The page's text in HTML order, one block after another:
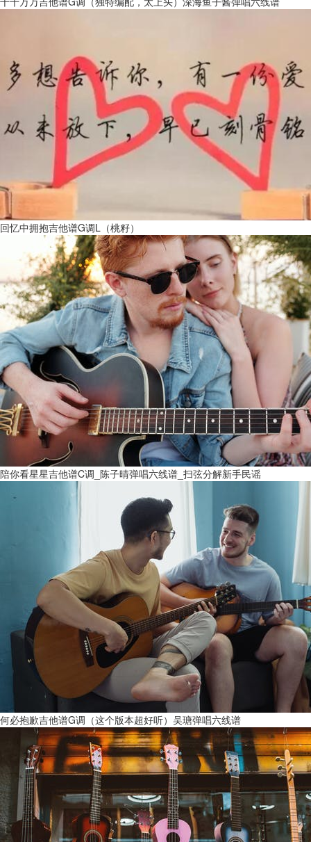
回忆中拥抱吉他谱G调L（桃籽）
陪你看星星吉他谱C调_陈子晴弹唱六线谱_扫弦分解新手民谣
何必抱歉吉他谱G调（这个版本超好听）吴瑭弹唱六线谱